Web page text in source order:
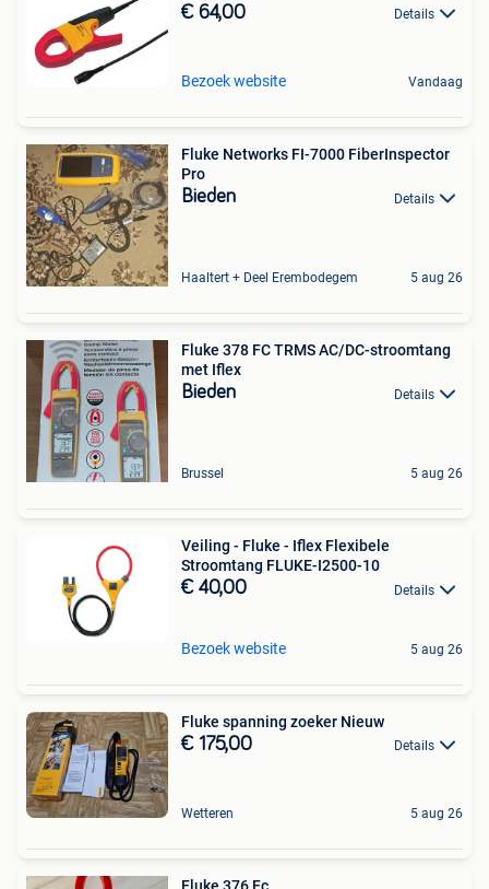
€ 64,00 Details
Bezoek website Vandaag
Fluke Networks FI-7000 FiberInspector
Pro
Bieden Details
Haaltert + Deel Erembodegem 5 aug 26
Fluke 378 FC TRMS AC/DC-stroomtang
met Iflex
Bieden Details
Brussel 5 aug 26
Veiling - Fluke - Iflex Flexibele
Stroomtang FLUKE-I2500-10
€ 40,00 Details
Bezoek website 5 aug 26
Fluke spanning zoeker Nieuw
€ 175,00 Details
Wetteren 5 aug 26